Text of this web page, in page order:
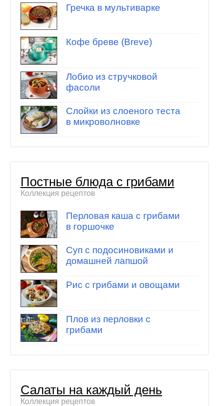
Гречка в мультиварке
Кофе бреве (Breve)
Лобио из стручковой
фасоли
Слойки из слоеного теста
в микроволновке
Постные блюда с грибами
Коллекция рецептов
Перловая каша с грибами
в горшочке
Суп с подосиновиками и
домашней лапшой
Рис с грибами и овощами
Плов из перловки с
грибами
Салаты на каждый день
Коллекция рецептов